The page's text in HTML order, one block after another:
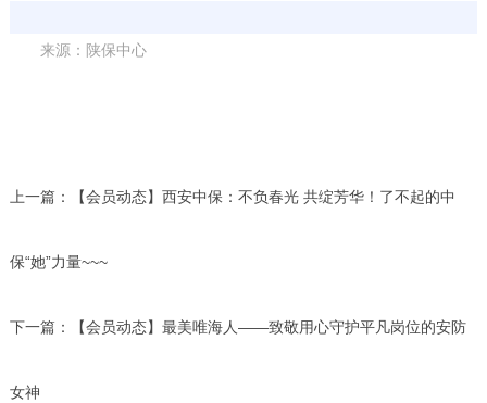
来源：陕保中心
上一篇： 【会员动态】西安中保：不负春光 共绽芳华！了不起的中
保“她”力量~~~
下一篇： 【会员动态】最美唯海人——致敬用心守护平凡岗位的安防
女神